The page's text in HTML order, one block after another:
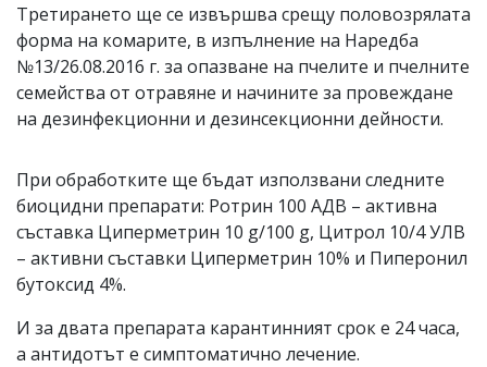
Третирането ще се извършва срещу половозрялата
форма на комарите, в изпълнение на Наредба
№13/26.08.2016 г. за опазване на пчелите и пчелните
семейства от отравяне и начините за провеждане
на дезинфекционни и дезинсекционни дейности.
При обработките ще бъдат използвани следните
биоцидни препарати: Ротрин 100 АДВ – активна
съставка Циперметрин 10 g/100 g, Цитрол 10/4 УЛВ
– активни съставки Циперметрин 10% и Пиперонил
бутоксид 4%.
И за двата препарата карантинният срок е 24 часа,
а антидотът е симптоматично лечение.